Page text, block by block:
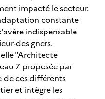
impacté le secteur.
constante
indispensable
designers.
"Architecte
7 proposée par
ces différents
et intègre les